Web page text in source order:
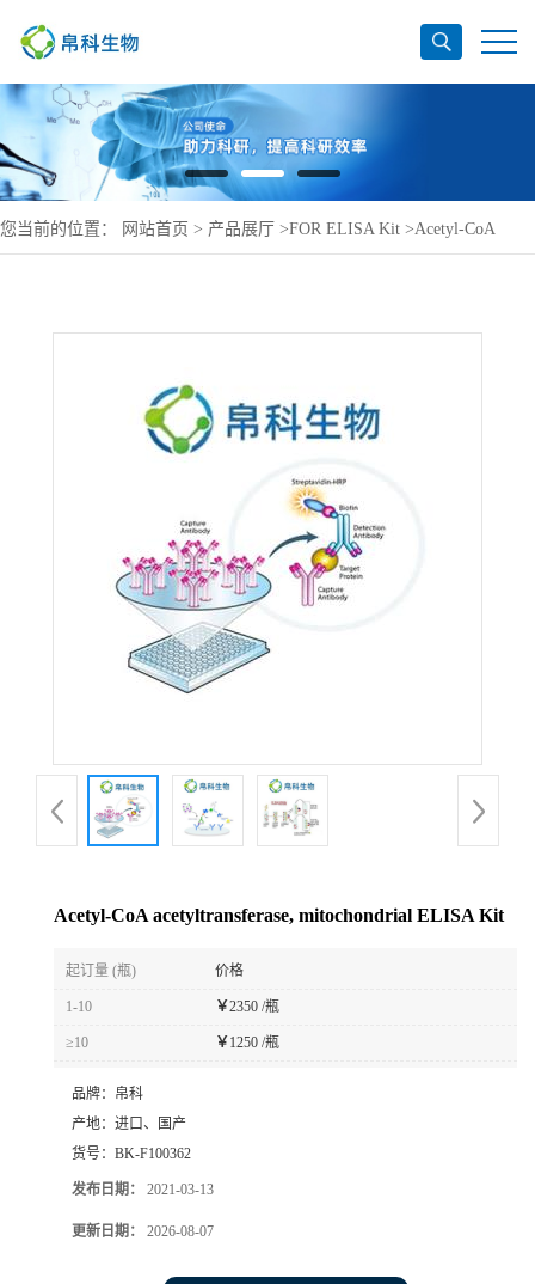
您当前的位置： 网站首页 > 产品展厅 >FOR ELISA Kit >Acetyl-CoA
Acetyl-CoA acetyltransferase, mitochondrial ELISA Kit
起订量 (瓶) 价格
1-10 ￥2350 /瓶
≥10 ￥ 1250 /瓶
品牌： 帛科
产地： 进口、国产
货号： BK-F100362
发布日期： 2021-03-13
更新日期： 2026-08-07